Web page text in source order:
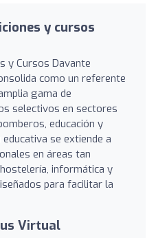
y cursos
y Cursos Davante
como un referente
gama de
selectivos en sectores
educación y
se extiende a
en áreas tan
informática y
para facilitar la
Virtual